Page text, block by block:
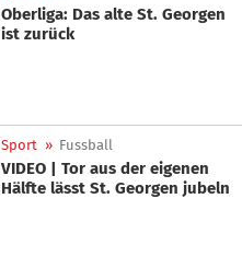
Oberliga: Das alte St. Georgen
ist zurück
Sport » Fussball
VIDEO | Tor aus der eigenen
Hälfte lässt St. Georgen jubeln